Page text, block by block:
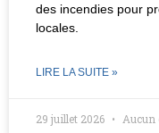
des incendies pour
locales.
LIRE LA SUITE »
29 juillet 2026